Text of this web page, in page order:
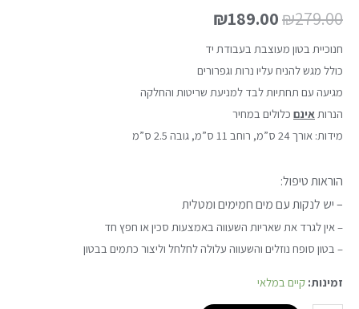
₪279.00
₪189.00
חנוכיית בטון מעוצבת בעבודת יד
כולל מגש להניח עליו נרות וגפרורים
מגיעה עם תחתיות לבד למניעת שריטות והחלקה
הנרותאינם כלולים במחיר
מידות: אורך 24 ס”מ, רוחב 11 ס”מ, גובה 2.5 ס”מ
הוראות טיפול:
– יש לנקות עם מים חמימים ומטלית
– אין לגרד את שאריות השעווה באמצעות סכין או חפץ חד
– בטון סופח נוזלים והשעווה עלולה לחלחל וליצור כתמים בבטון
זמינות: קיים במלאי